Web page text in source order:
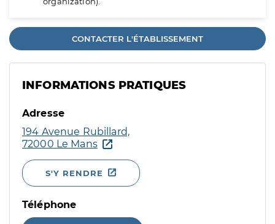
CONTACTER L'ÉTABLISSEMENT
INFORMATIONS PRATIQUES
Adresse
194 Avenue Rubillard,
72000 Le Mans
S'Y RENDRE
Téléphone